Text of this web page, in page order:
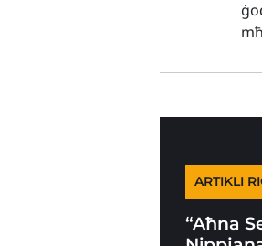
ARTIKLI
“Aħna